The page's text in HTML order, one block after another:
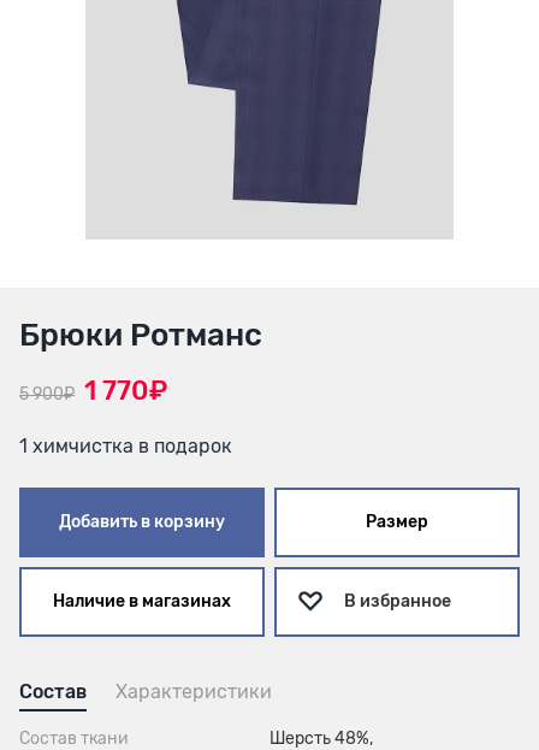
Брюки Ротманс
5 900₽ 1 770₽
1 химчистка в подарок
Добавить в корзину Размер
Наличие в магазинах В избранное
Состав Характеристики
Состав ткани
Шерсть 48%,